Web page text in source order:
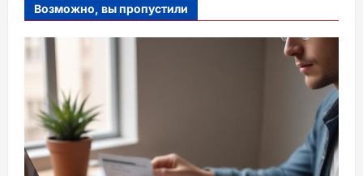
Возможно, вы пропустили